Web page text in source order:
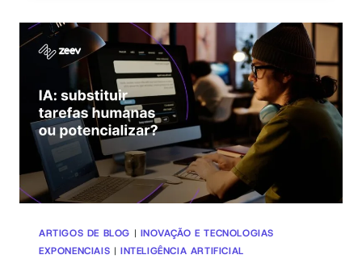
É
E
COMO
AGENTIFICAÇÃO
DA
IA
ESTÁ
REDEFININDO
A
AUTOMAÇÃO
DE
PROCESSOS
ARTIGOS DE BLOG | INOVAÇÃO E TECNOLOGIAS
EXPONENCIAIS |INTELIGÊNCIA ARTIFICIAL